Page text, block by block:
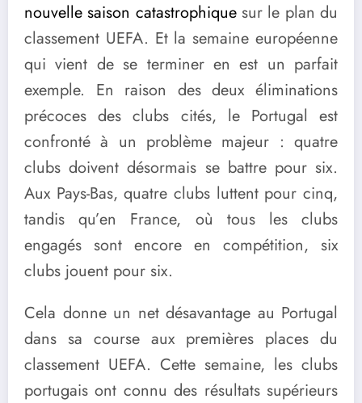
nouvelle saison catastrophiquesur le plan du
classement UEFA. Et la semaine européenne
qui vient de se terminer en est un parfait
exemple. En raison des deux éliminations
précoces des clubs cités, le Portugal est
confronté à un problème majeur : quatre
clubs doivent désormais se battre pour six.
Aux Pays-Bas, quatre clubs luttent pour cinq,
tandis qu’en France, où tous les clubs
engagés sont encore en compétition, six
clubs jouent pour six.
Cela donne un net désavantage au Portugal
dans sa course aux premières places du
classement UEFA. Cette semaine, les clubs
portugais ont connu des résultats supérieurs